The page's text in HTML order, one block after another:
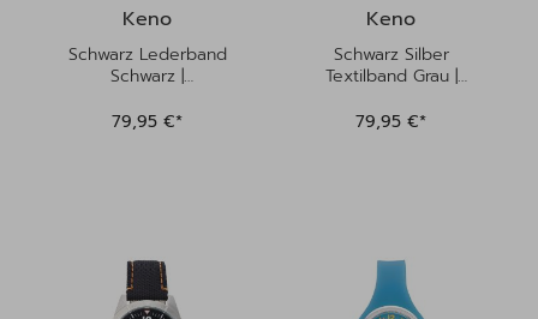
Keno
Schwarz Lederband
Schwarz |
79,95 €*
Keno
Schwarz Silber
Textilband Grau |
79,95 €*